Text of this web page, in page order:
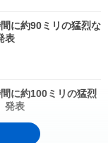
に約90ミリの猛烈な
表
に約100ミリの猛烈
発表